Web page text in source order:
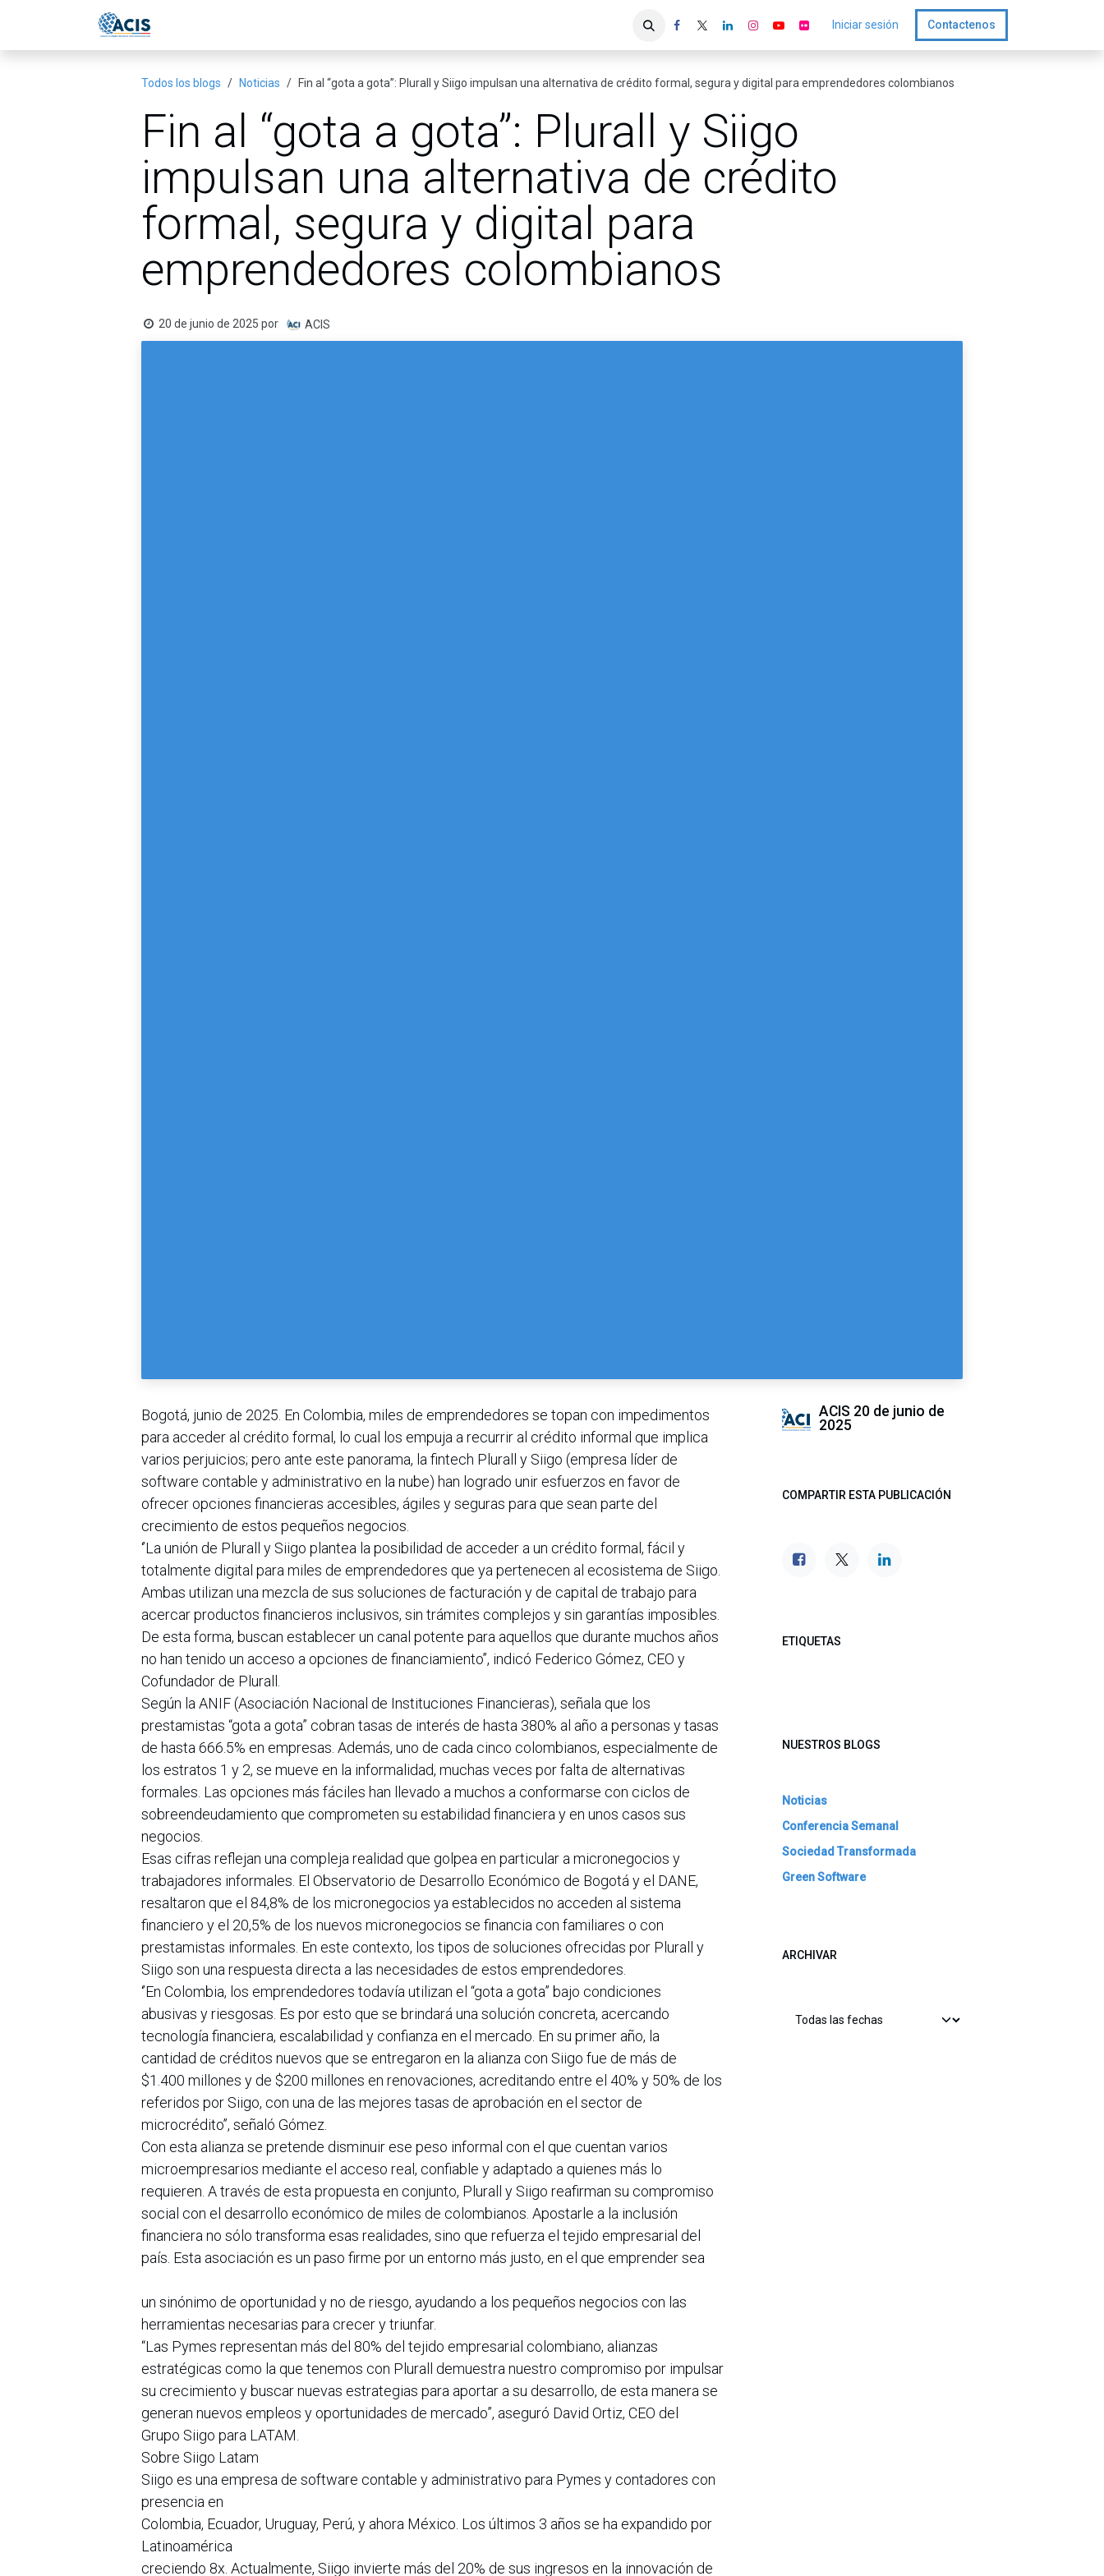
Iniciar sesión Contactenos
Todos los blogs Noticias Fin al “gota a gota”: Plurall y Siigo impulsan una alternativa de crédito formal, segura y digital para emprendedores colombianos
Fin al “gota a gota”: Plurall y Siigo
impulsan una alternativa de crédito
formal, segura y digital para
emprendedores colombianos
20 de junio de 2025 por ACIS
Bogotá, junio de 2025. En Colombia, miles de emprendedores se topan con impedimentos
para acceder al crédito formal, lo cual los empuja a recurrir al crédito informal que implica
varios perjuicios; pero ante este panorama, la fintech Plurall y Siigo (empresa líder de
software contable y administrativo en la nube) han logrado unir esfuerzos en favor de
ofrecer opciones financieras accesibles, ágiles y seguras para que sean parte del
crecimiento de estos pequeños negocios.
‘’La unión de Plurall y Siigo plantea la posibilidad de acceder a un crédito formal, fácil y
totalmente digital para miles de emprendedores que ya pertenecen al ecosistema de Siigo.
Ambas utilizan una mezcla de sus soluciones de facturación y de capital de trabajo para
acercar productos financieros inclusivos, sin trámites complejos y sin garantías imposibles.
De esta forma, buscan establecer un canal potente para aquellos que durante muchos años
no han tenido un acceso a opciones de financiamiento’’, indicó Federico Gómez, CEO y
Cofundador de Plurall.
Según la ANIF (Asociación Nacional de Instituciones Financieras), señala que los
prestamistas “gota a gota” cobran tasas de interés de hasta 380% al año a personas y tasas
de hasta 666.5% en empresas. Además, uno de cada cinco colombianos, especialmente de
los estratos 1 y 2, se mueve en la informalidad, muchas veces por falta de alternativas
formales. Las opciones más fáciles han llevado a muchos a conformarse con ciclos de
sobreendeudamiento que comprometen su estabilidad financiera y en unos casos sus
negocios.
Esas cifras reflejan una compleja realidad que golpea en particular a micronegocios y
trabajadores informales. El Observatorio de Desarrollo Económico de Bogotá y el DANE,
resaltaron que el 84,8% de los micronegocios ya establecidos no acceden al sistema
financiero y el 20,5% de los nuevos micronegocios se financia con familiares o con
prestamistas informales. En este contexto, los tipos de soluciones ofrecidas por Plurall y
Siigo son una respuesta directa a las necesidades de estos emprendedores.
‘’En Colombia, los emprendedores todavía utilizan el “gota a gota” bajo condiciones
abusivas y riesgosas. Es por esto que se brindará una solución concreta, acercando
tecnología financiera, escalabilidad y confianza en el mercado. En su primer año, la
cantidad de créditos nuevos que se entregaron en la alianza con Siigo fue de más de
$1.400 millones y de $200 millones en renovaciones, acreditando entre el 40% y 50% de los
referidos por Siigo, con una de las mejores tasas de aprobación en el sector de
microcrédito’’, señaló Gómez.
Con esta alianza se pretende disminuir ese peso informal con el que cuentan varios
microempresarios mediante el acceso real, confiable y adaptado a quienes más lo
requieren. A través de esta propuesta en conjunto, Plurall y Siigo reafirman su compromiso
social con el desarrollo económico de miles de colombianos. Apostarle a la inclusión
financiera no sólo transforma esas realidades, sino que refuerza el tejido empresarial del
país. Esta asociación es un paso firme por un entorno más justo, en el que emprender sea
un sinónimo de oportunidad y no de riesgo, ayudando a los pequeños negocios con las
herramientas necesarias para crecer y triunfar.
“Las Pymes representan más del 80% del tejido empresarial colombiano, alianzas
estratégicas como la que tenemos con Plurall demuestra nuestro compromiso por impulsar
su crecimiento y buscar nuevas estrategias para aportar a su desarrollo, de esta manera se
generan nuevos empleos y oportunidades de mercado”, aseguró David Ortiz, CEO del
Grupo Siigo para LATAM.
Sobre Siigo Latam
Siigo es una empresa de software contable y administrativo para Pymes y contadores con
presencia en
Colombia, Ecuador, Uruguay, Perú, y ahora México. Los últimos 3 años se ha expandido por
Latinoamérica
creciendo 8x. Actualmente, Siigo invierte más del 20% de sus ingresos en la innovación de
ACIS 20 de junio de
2025
COMPARTIR ESTA PUBLICACIÓN
ETIQUETAS
NUESTROS BLOGS
Noticias
Conferencia Semanal
Sociedad Transformada
Green Software
ARCHIVAR